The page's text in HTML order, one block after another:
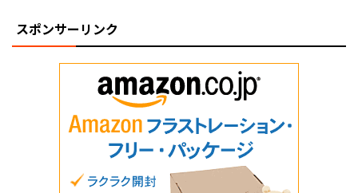
スポンサーリンク